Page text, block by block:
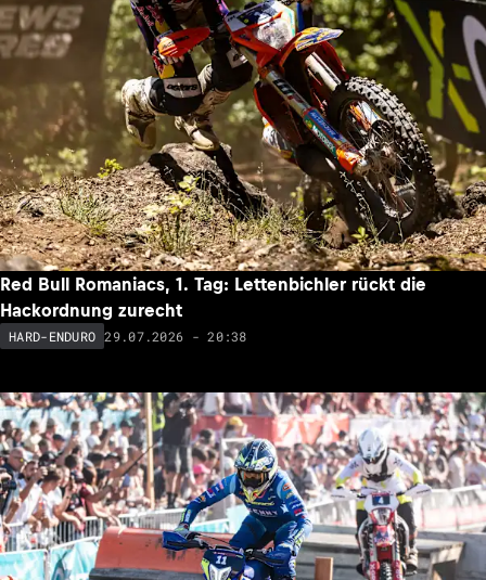
Red Bull Romaniacs, 1. Tag: Lettenbichler rückt die
Hackordnung zurecht
HARD-ENDURO 29.07.2026 - 20:38